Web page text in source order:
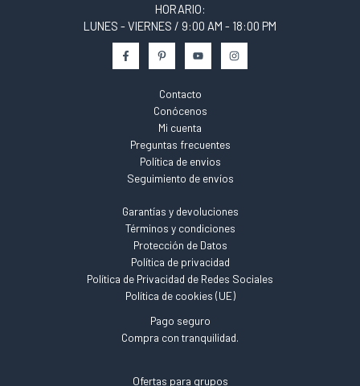
HORARIO:
LUNES - VIERNES / 9:00 AM - 18:00 PM
Contacto
Conócenos
Mi cuenta
Preguntas frecuentes
Política de envios
Seguimiento de envíos
Garantías y devoluciones
Términos y condiciones
Protección de Datos
Política de privacidad
Política de Privacidad de Redes Sociales
Política de cookies (UE)
Pago seguro
Compra con tranquilidad.
Ofertas para grupos